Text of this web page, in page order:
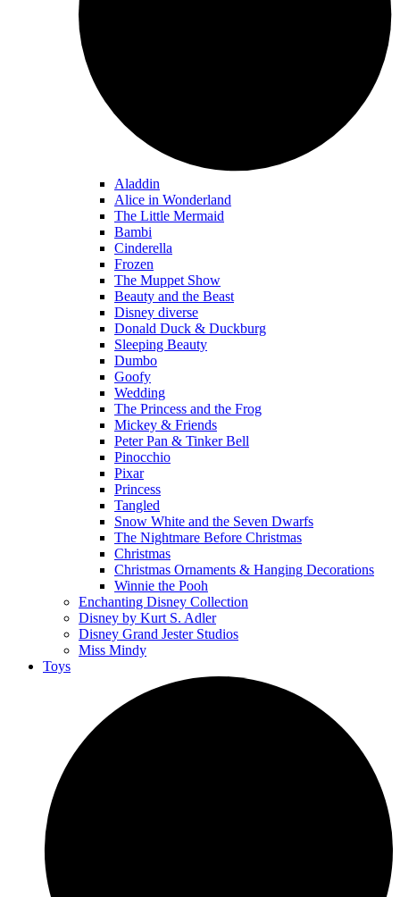
Aladdin
Alice in Wonderland
The Little Mermaid
Bambi
Cinderella
Frozen
The Muppet Show
Beauty and the Beast
Disney diverse
Donald Duck & Duckburg
Sleeping Beauty
Dumbo
Goofy
Wedding
The Princess and the Frog
Mickey & Friends
Peter Pan & Tinker Bell
Pinocchio
Pixar
Princess
Tangled
Snow White and the Seven Dwarfs
The Nightmare Before Christmas
Christmas
Christmas Ornaments & Hanging Decorations
Winnie the Pooh
Enchanting Disney Collection
Disney by Kurt S. Adler
Disney Grand Jester Studios
Miss Mindy
Toys